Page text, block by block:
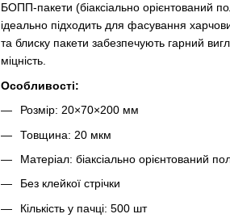
БОПП-пакети (біаксіально орієнтований
ідеально підходить для фасування
та блиску пакети забезпечують гарний
міцність.
Особливості:
Розмір: 20×70×200 мм
Товщина: 20 мкм
Матеріал: біаксіально орієнтований
Без клейкої стрічки
Кількість у пачці: 500 шт